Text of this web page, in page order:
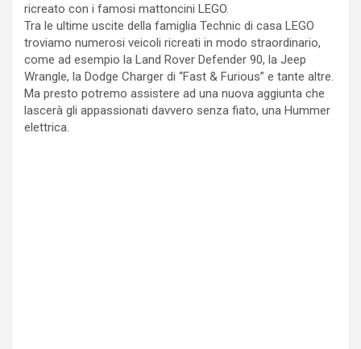
ricreato con i famosi mattoncini LEGO.
Tra le ultime uscite della famiglia Technic di casa LEGO
troviamo numerosi veicoli ricreati in modo straordinario,
come ad esempio la Land Rover Defender 90, la Jeep
Wrangle, la Dodge Charger di “Fast & Furious” e tante altre.
Ma presto potremo assistere ad una nuova aggiunta che
lascerà gli appassionati davvero senza fiato, una Hummer
elettrica.